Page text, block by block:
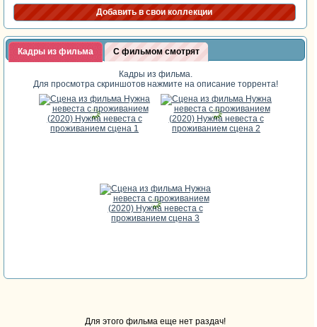
Добавить в свои коллекции
Кадры из фильма С фильмом смотрят
Кадры из фильма.
Для просмотра скриншотов нажмите на описание торрента!
Для этого фильма еще нет раздач!